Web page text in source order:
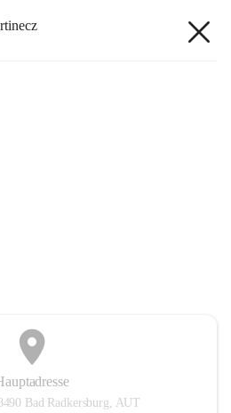
Bad Radkersburg, AUT